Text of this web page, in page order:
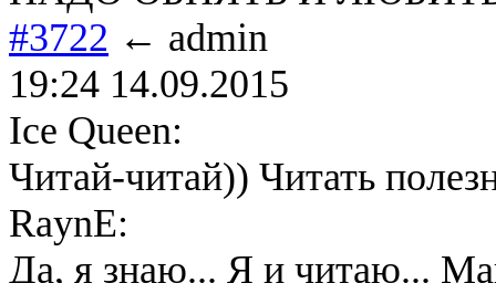
#3722 ← admin
19:24 14.09.2015
Ice Queen:
Читай-читай)) Читать
RaynE:
Да, я знаю... Я и читаю...